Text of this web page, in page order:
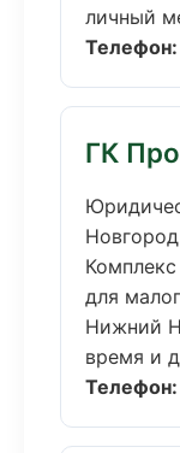
личный
Телефон:
ГК
Новгород
для
Нижний
время и
Телефон: